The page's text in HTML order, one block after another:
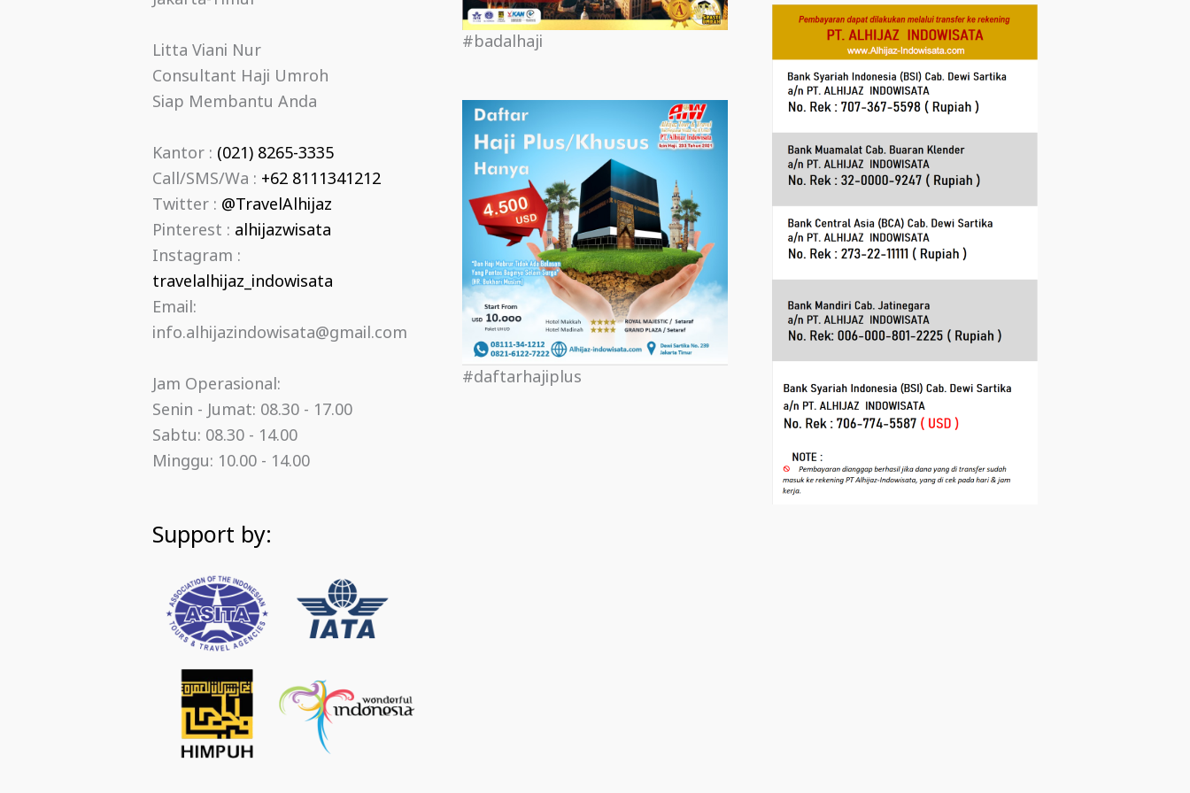
Litta Viani Nur
Consultant Haji Umroh
Siap Membantu Anda
Kantor : (021) 8265-3335
Call/SMS/Wa : +62 8111341212
Twitter : @TravelAlhijaz
Pinterest : alhijazwisata
Instagram :
travelalhijaz_indowisata
Email:
info.alhijazindowisata@gmail.com
Jam Operasional:
Senin - Jumat: 08.30 - 17.00
Sabtu: 08.30 - 14.00
Minggu: 10.00 - 14.00
Support by:
#badalhaji
#daftarhajiplus